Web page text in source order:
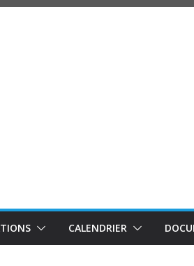
CALENDRIER